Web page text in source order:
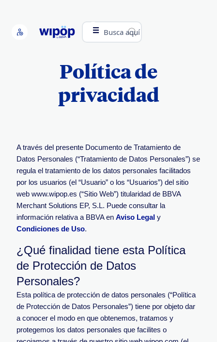
Busca aquí
Política de
privacidad
A través del presente Documento de Tratamiento de
Datos Personales (“Tratamiento de Datos Personales”) se
regula el tratamiento de los datos personales facilitados
por los usuarios (el “Usuario” o los “Usuarios”) del sitio
web www.wipop.es (“Sitio Web”) titularidad de BBVA
Merchant Solutions EP, S.L. Puede consultar la
información relativa a BBVA en Aviso Legal y
Condiciones de Uso.
¿Qué finalidad tiene esta Política
de Protección de Datos
Personales?
Esta política de protección de datos personales (“Política
de Protección de Datos Personales”) tiene por objeto dar
a conocer el modo en que obtenemos, tratamos y
protegemos los datos personales que facilites o